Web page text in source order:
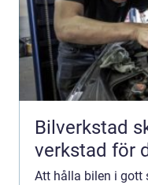
Bilverkstad skåne så
verkstad för
Att hålla bilen i gott